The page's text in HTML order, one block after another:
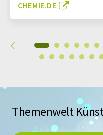
CHEMIE.DE
Themenwelt